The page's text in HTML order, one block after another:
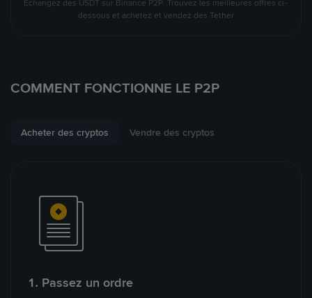
Échangez des USDT sur Binance P2P. Trouvez les meilleures offres ci-
dessous et achetez et vendez des Tether
COMMENT FONCTIONNE LE P2P
Acheter des cryptos Vendre des cryptos
1. Passez un ordre